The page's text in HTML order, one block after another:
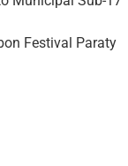
Festival Paraty